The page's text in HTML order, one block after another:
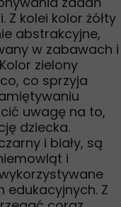
kolei kolor żółty
abstrakcyjne,
w zabawach i
zielony
co sprzyja
uwagę na to,
dziecka.
i biały, są
i
edukacyjnych. Z